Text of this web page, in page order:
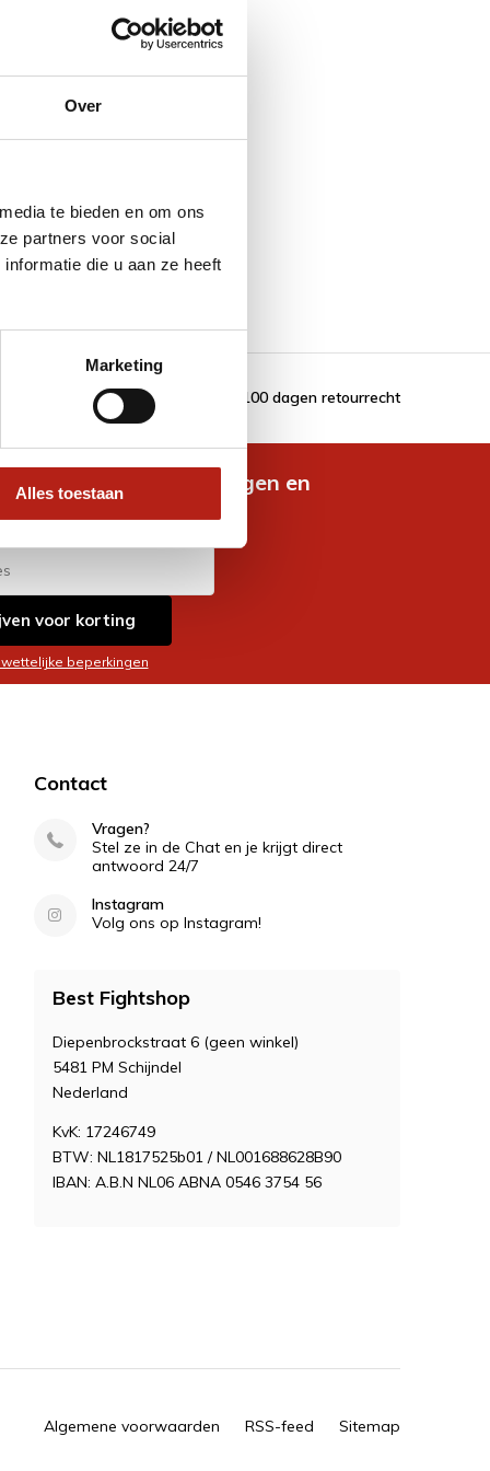
Over
te bieden en om ons
partners voor social
die u aan ze heeft
Marketing
Alles toestaan
100 dagen retourrecht
nieuwste aanbiedingen en
voor korting
beperkingen
Contact
Vragen?
Stel ze in de Chat en je krijgt direct
antwoord 24/7
Instagram
Volg ons op Instagram!
Best Fightshop
Diepenbrockstraat 6 (geen winkel)
5481 PM Schijndel
Nederland
KvK: 17246749
BTW: NL1817525b01 / NL001688628B90
IBAN: A.B.N NL06 ABNA 0546 3754 56
Algemene voorwaarden RSS-feed Sitemap